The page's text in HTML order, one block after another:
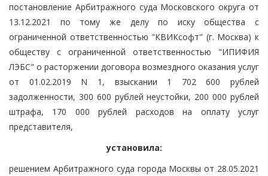
постановление Арбитражного суда Московского округа от
13.12.2021 по тому же делу по иску общества с
ограниченной ответственностью "КВИКсофт" (г. Москва) к
обществу с ограниченной ответственностью "ИПИФИЯ
ЛЭБС" о расторжении договора возмездного оказания услуг
от 01.02.2019 N 1, взыскании 1 702 600 рублей
задолженности, 300 600 рублей неустойки, 200 000 рублей
штрафа, 170 000 рублей расходов на оплату услуг
представителя,
установила:
решением Арбитражного суда города Москвы от 28.05.2021